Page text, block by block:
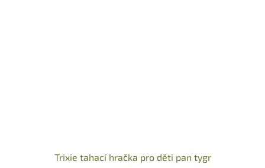
Trixie tahací hračka pro děti pan tygr